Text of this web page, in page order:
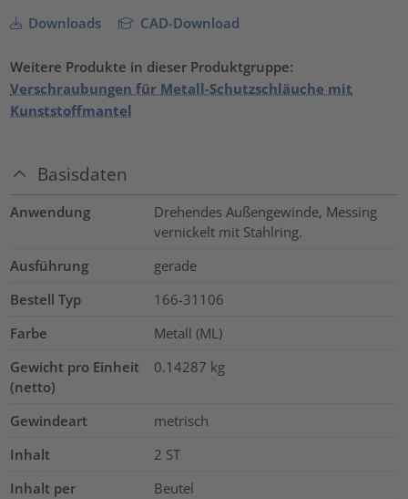
Downloads CAD-Download
Weitere Produkte in dieser Produktgruppe:
Verschraubungen für Metall-Schutzschläuche mit
Kunststoffmantel
Basisdaten
Anwendung
Drehendes Außengewinde, Messing
vernickelt mit Stahlring.
Ausführung
gerade
Bestell Typ
166-31106
Farbe
Metall (ML)
Gewicht pro Einheit
(netto)
0.14287 kg
Gewindeart
metrisch
Inhalt
2 ST
Inhalt per
Beutel